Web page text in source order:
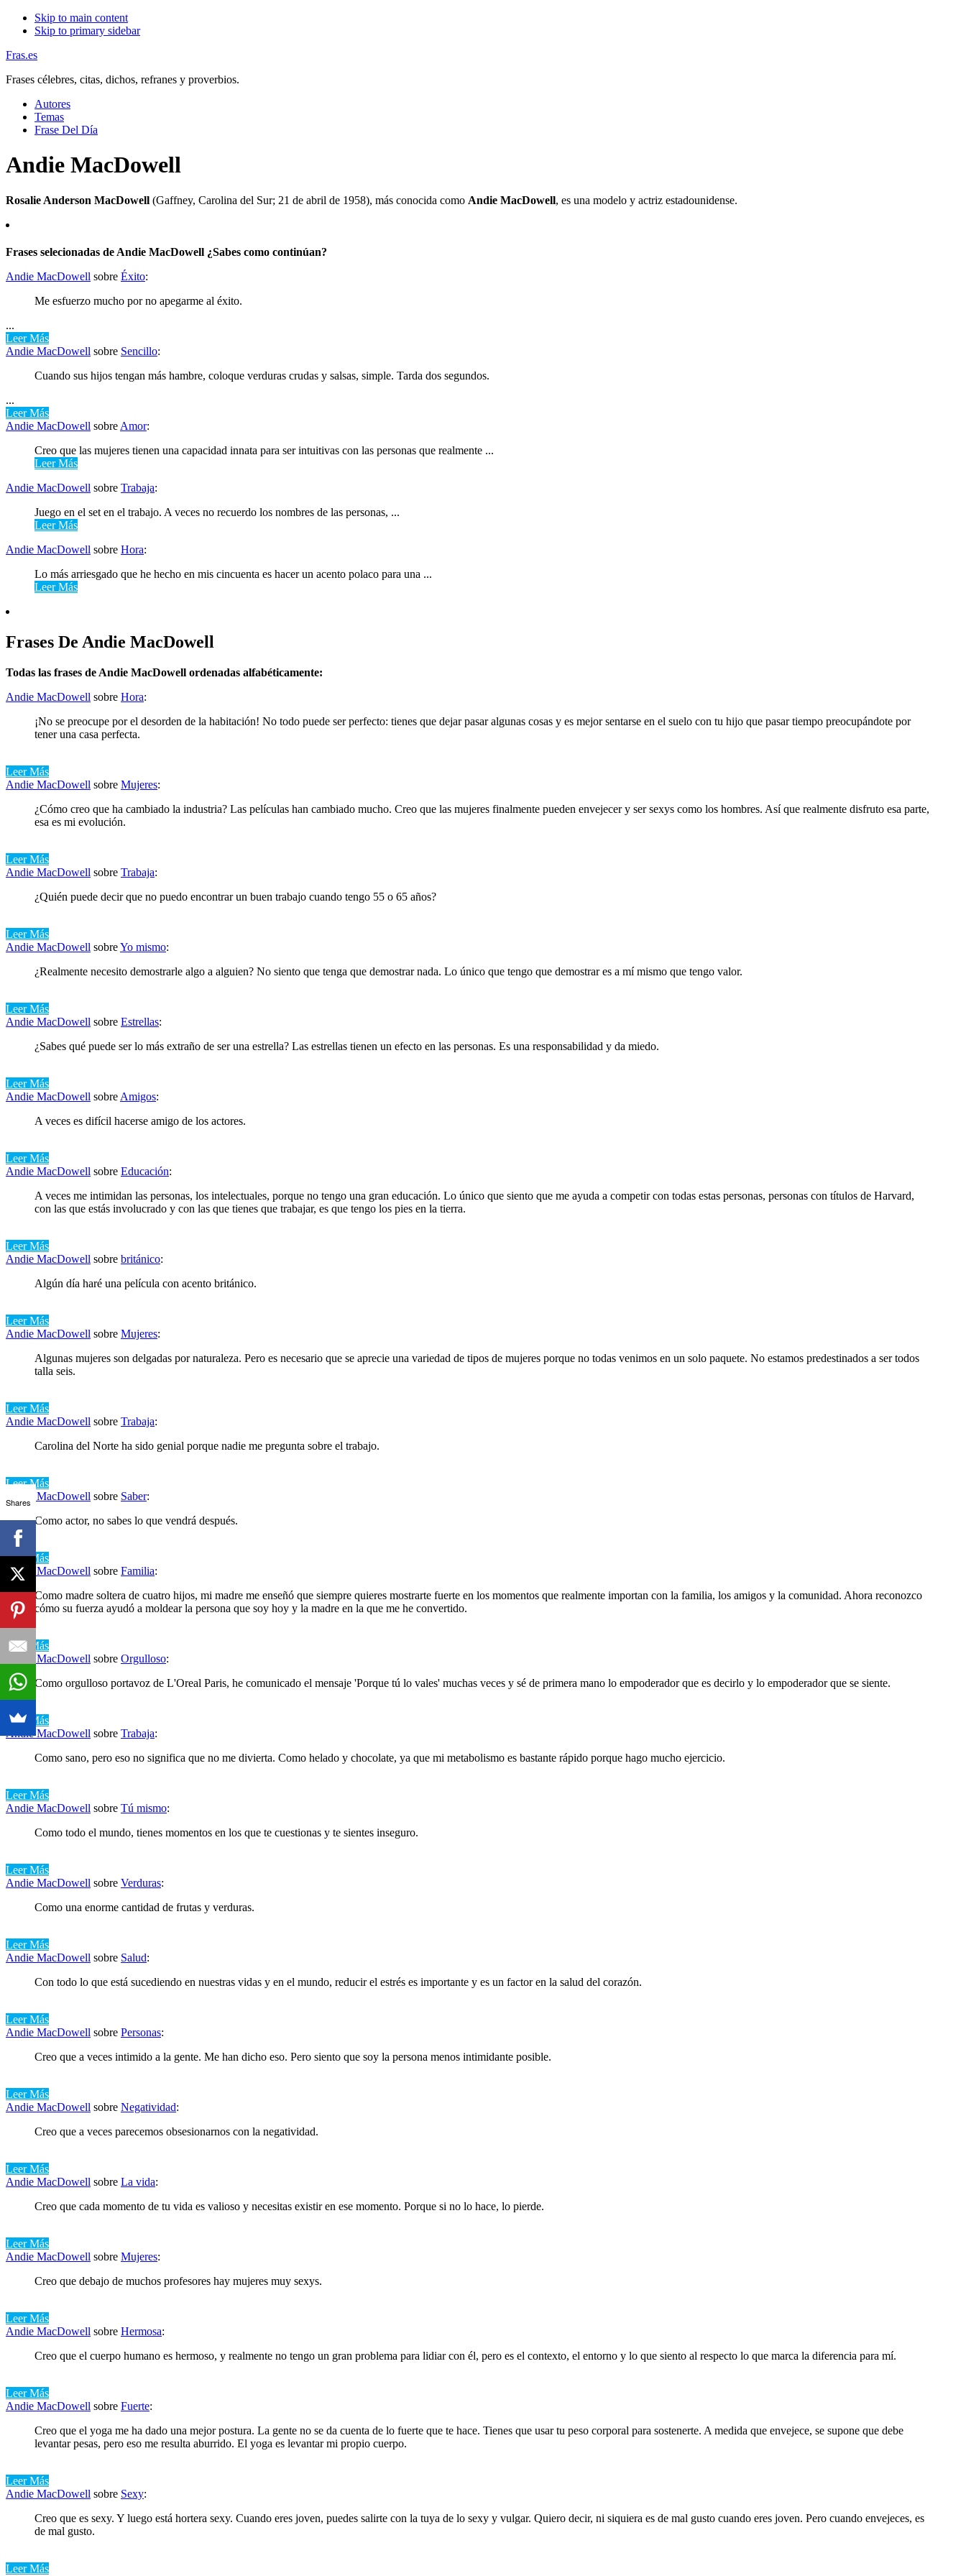
Skip to main content
Skip to primary sidebar
Fras.es
Frases célebres, citas, dichos, refranes y proverbios.
Autores
Temas
Frase Del Día
Andie MacDowell
Rosalie Anderson MacDowell (Gaffney, Carolina del Sur; 21 de abril de 1958), más conocida como Andie MacDowell, es una modelo y actriz estadounidense.
Frases selecionadas de Andie MacDowell ¿Sabes como continúan?
Andie MacDowell sobre Éxito:
Me esfuerzo mucho por no apegarme al éxito.
...
Leer Más
Andie MacDowell sobre Sencillo:
Cuando sus hijos tengan más hambre, coloque verduras crudas y salsas, simple. Tarda dos segundos.
...
Leer Más
Andie MacDowell sobre Amor:
Creo que las mujeres tienen una capacidad innata para ser intuitivas con las personas que realmente ...
Leer Más
Andie MacDowell sobre Trabaja:
Juego en el set en el trabajo. A veces no recuerdo los nombres de las personas, ...
Leer Más
Andie MacDowell sobre Hora:
Lo más arriesgado que he hecho en mis cincuenta es hacer un acento polaco para una ...
Leer Más
Frases De Andie MacDowell
Todas las frases de Andie MacDowell ordenadas alfabéticamente:
Andie MacDowell sobre Hora:
¡No se preocupe por el desorden de la habitación! No todo puede ser perfecto: tienes que dejar pasar algunas cosas y es mejor sentarse en el suelo con tu hijo que pasar tiempo preocupándote por
tener una casa perfecta.
Leer Más
Andie MacDowell sobre Mujeres:
¿Cómo creo que ha cambiado la industria? Las películas han cambiado mucho. Creo que las mujeres finalmente pueden envejecer y ser sexys como los hombres. Así que realmente disfruto esa parte,
esa es mi evolución.
Leer Más
Andie MacDowell sobre Trabaja:
¿Quién puede decir que no puedo encontrar un buen trabajo cuando tengo 55 o 65 años?
Leer Más
Andie MacDowell sobreYo mismo:
¿Realmente necesito demostrarle algo a alguien? No siento que tenga que demostrar nada. Lo único que tengo que demostrar es a mí mismo que tengo valor.
Leer Más
Andie MacDowell sobre Estrellas:
¿Sabes qué puede ser lo más extraño de ser una estrella? Las estrellas tienen un efecto en las personas. Es una responsabilidad y da miedo.
Leer Más
Andie MacDowell sobre Amigos:
A veces es difícil hacerse amigo de los actores.
Leer Más
Andie MacDowell sobre Educación:
A veces me intimidan las personas, los intelectuales, porque no tengo una gran educación. Lo único que siento que me ayuda a competir con todas estas personas, personas con títulos de Harvard,
con las que estás involucrado y con las que tienes que trabajar, es que tengo los pies en la tierra.
Leer Más
Andie MacDowell sobre británico:
Algún día haré una película con acento británico.
Leer Más
Andie MacDowell sobre Mujeres:
Algunas mujeres son delgadas por naturaleza. Pero es necesario que se aprecie una variedad de tipos de mujeres porque no todas venimos en un solo paquete. No estamos predestinados a ser todos
talla seis.
Leer Más
Andie MacDowell sobre Trabaja:
Carolina del Norte ha sido genial porque nadie me pregunta sobre el trabajo.
Leer Más
Andie MacDowell sobre Saber:
Como actor, no sabes lo que vendrá después.
Leer Más
Andie MacDowell sobre Familia:
Como madre soltera de cuatro hijos, mi madre me enseñó que siempre quieres mostrarte fuerte en los momentos que realmente importan con la familia, los amigos y la comunidad. Ahora reconozco
cómo su fuerza ayudó a moldear la persona que soy hoy y la madre en la que me he convertido.
Leer Más
Andie MacDowell sobre Orgulloso:
Como orgulloso portavoz de L'Oreal Paris, he comunicado el mensaje 'Porque tú lo vales' muchas veces y sé de primera mano lo empoderador que es decirlo y lo empoderador que se siente.
Leer Más
Andie MacDowell sobre Trabaja:
Como sano, pero eso no significa que no me divierta. Como helado y chocolate, ya que mi metabolismo es bastante rápido porque hago mucho ejercicio.
Leer Más
Andie MacDowell sobre Tú mismo:
Como todo el mundo, tienes momentos en los que te cuestionas y te sientes inseguro.
Leer Más
Andie MacDowell sobre Verduras:
Como una enorme cantidad de frutas y verduras.
Leer Más
Andie MacDowell sobre Salud:
Con todo lo que está sucediendo en nuestras vidas y en el mundo, reducir el estrés es importante y es un factor en la salud del corazón.
Leer Más
Andie MacDowell sobre Personas:
Creo que a veces intimido a la gente. Me han dicho eso. Pero siento que soy la persona menos intimidante posible.
Leer Más
Andie MacDowell sobre Negatividad:
Creo que a veces parecemos obsesionarnos con la negatividad.
Leer Más
Andie MacDowell sobre La vida:
Creo que cada momento de tu vida es valioso y necesitas existir en ese momento. Porque si no lo hace, lo pierde.
Leer Más
Andie MacDowell sobre Mujeres:
Creo que debajo de muchos profesores hay mujeres muy sexys.
Leer Más
Andie MacDowell sobre Hermosa:
Creo que el cuerpo humano es hermoso, y realmente no tengo un gran problema para lidiar con él, pero es el contexto, el entorno y lo que siento al respecto lo que marca la diferencia para mí.
Leer Más
Andie MacDowell sobre Fuerte:
Creo que el yoga me ha dado una mejor postura. La gente no se da cuenta de lo fuerte que te hace. Tienes que usar tu peso corporal para sostenerte. A medida que envejece, se supone que debe
levantar pesas, pero eso me resulta aburrido. El yoga es levantar mi propio cuerpo.
Leer Más
Andie MacDowell sobre Sexy:
Creo que es sexy. Y luego está hortera sexy. Cuando eres joven, puedes salirte con la tuya de lo sexy y vulgar. Quiero decir, ni siquiera es de mal gusto cuando eres joven. Pero cuando envejeces, es
de mal gusto.
Leer Más
Shares